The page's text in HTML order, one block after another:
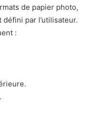
de papier photo,
par l’utilisateur.
: